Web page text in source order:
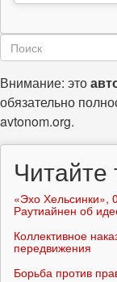
Форма
поиска
Внимание: это
обязательно
avtonom.org.
Читайте
«Эхо Хельсинки»,
Раутиайнен об
Коллективное
передвижения
Борьба против